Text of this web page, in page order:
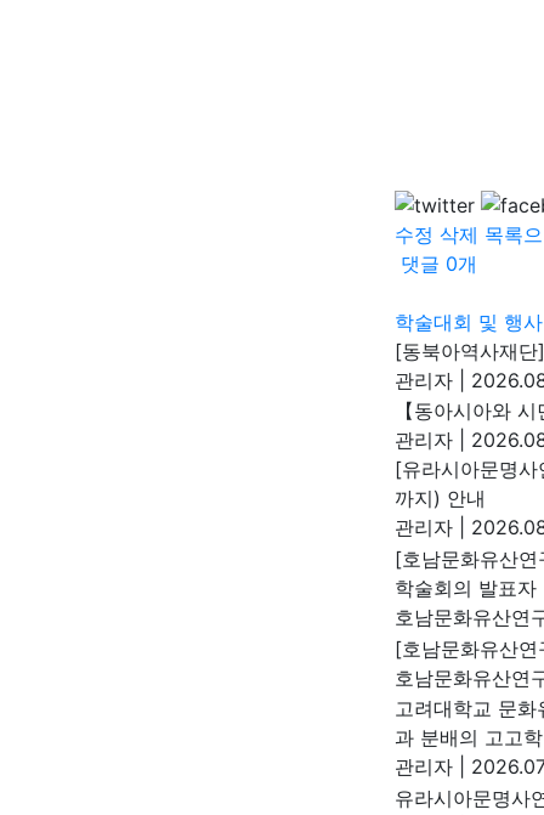
수정 삭제 목록
댓글 0개
학술대회 및 행사
[동북아역사재
관리자
【동아시아와
관리자
[유라시아문명
까지) 안내
관리자
[호남문화유산
학술회의 발표자
호남문화유산연
[호남문화유산
호남문화유산연
고려대학교 문
과 분배의 고고
관리자
유라시아문명사